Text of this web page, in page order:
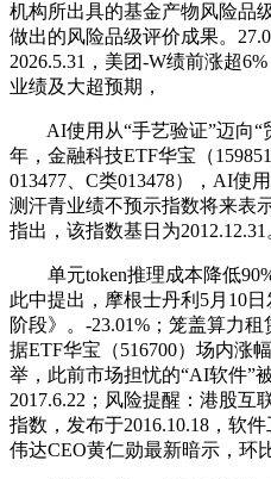
机构所出具的基金产物风险品
做出的风险品级评价成果。
2026.5.31，美团-W绩前涨超
业绩及大超预期，
AI使用从“手艺验证”迈向“
年，金融科技ETF华宝（
013477、C类013478），AI使
测汗青业绩不预示指数将来表
指出，该指数基日为2012.12.31
单元token推理成本降低90%
此中提出，摩根士丹利5月10
阶段》。-23.01%；笼盖算力
据ETF华宝（516700）场内涨
举，此前市场担忧的“AI软件”
2017.6.22；风险提醒：港股互
指数，发布于2016.10.18，软
伟达CEO黄仁勋最新暗示，环